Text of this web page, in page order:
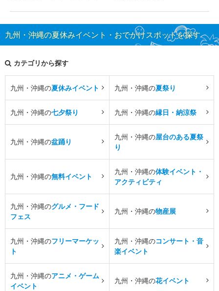
九州・沖縄の夏休みイベント・おでかけスポットを探す
カテゴリから探す
九州・沖縄の夏休みイベント 九州・沖縄の夏祭り
九州・沖縄の七夕祭り 九州・沖縄の縁日・納涼祭
九州・沖縄の盆踊り
九州・沖縄の屋台のある夏祭
り
九州・沖縄の無料イベント
九州・沖縄の体験イベント・
アクティビティ
九州・沖縄のグルメ・フード
フェス
九州・沖縄の物産展
九州・沖縄のフリーマーケッ
ト
九州・沖縄のコンサート・音
楽イベント
九州・沖縄のアニメ・ゲーム
イベント
九州・沖縄の花イベント